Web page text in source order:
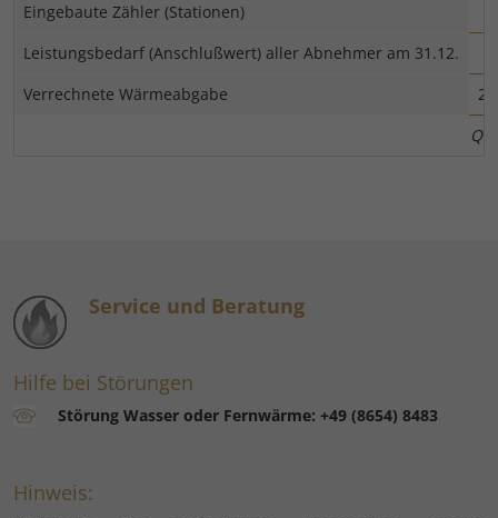
Eingebaute Zähler (Stationen)
Leistungsbedarf (Anschlußwert) aller Abnehmer am 31.12.
Verrechnete Wärmeabgabe
Service und Beratung
Hilfe bei Störungen
Störung Wasser oder Fernwärme: +49 (8654) 8483
Hinweis: